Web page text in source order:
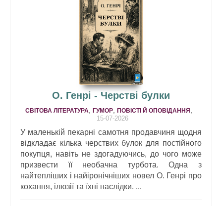
О. Генрі - Черстві булки
СВІТОВА ЛІТЕРАТУРА ГУМОР, ПОВІСТІ Й ОПОВІДАННЯ
15-07-2026
У маленькій пекарні самотня продавчиня щодня
відкладає кілька черствих булок для постійного
покупця, навіть не здогадуючись, до чого може
призвести її необачна турбота. Одна з
найтепліших і найіронічніших новел О. Генрі про
кохання, ілюзії та їхні наслідки. ...